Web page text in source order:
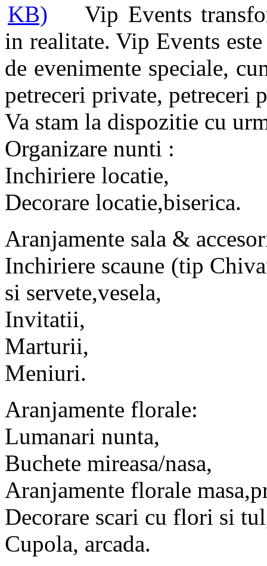
Vip Events
in realitate. Vip Events
de evenimente speciale,
petreceri private,
Va stam la dispozitie cu
Organizare nunti :
Inchiriere locatie,
Decorare locatie,biserica.
Aranjamente sala &
Inchiriere scaune (tip
si servete,vesela,
Invitatii,
Marturii,
Meniuri.
Aranjamente florale:
Lumanari nunta,
Buchete mireasa/nasa,
Aranjamente florale
Decorare scari cu flori si
Cupola, arcada.